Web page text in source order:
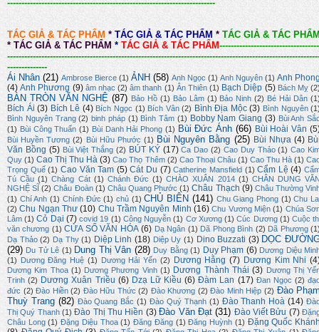
-------------------------------------------------------------------------
TÁC GIẢ & TÁC PHẨM * TÁC GIẢ & TÁC PHẨM * TÁC GIẢ & TÁC
* TÁC GIẢ & TÁC PHẨM * TÁC GIẢ & TÁC PHẨM-----------------------------------
--------------
Ái Nhân (21) Ambrose Bierce (1) ẢNH (58) Anh Ngọc (1) Anh Nguyên (1) Anh
(4) Anh Phương (9) âm nhạc (2) âm thanh (1) Ân Thiên (1) Bạch Diệp (5) Bách Mỵ
BÀN TRÒN VĂN NGHỆ (87) Bảo Hồ (1) Bảo Lâm (1) Bảo Ninh (2) Bé Hải Dân
Bích Ái (3) Bích Lê (4) Bích Ngọc (1) Bích Vân (2) Bình Địa Mộc (3) Bình Nguyên
Bình Nguyên Trang (2) binh pháp (1) Bình Tâm (1) Bobby Nam Giang (3) Bùi Anh
(1) Bùi Công Thuấn (1) Bùi Danh Hải Phong (1) Bùi Đức Ánh (66) Bùi Hoài Vân
Bùi Huyền Tương (2) Bùi Hữu Phước (1) Bùi Nguyên Bằng (25) Bùi Nhựa (4)
Văn Bồng (5) Bùi Việt Thắng (2) BÚT KÝ (17) Ca Dao (2) Cao Duy Thảo (1) Cao
Quy (1) Cao Thị Thu Hà (3) Cao Thọ Thêm (2) Cao Thoại Châu (1) Cao Thu Hà (1)
Trọng Quế (1) Cao Văn Tam (5) Cát Du (7) Catherine Mansfield (1) Cẩm Lệ (4)
Tú Cầu (1) Chàng Cát (1) Chánh Đức (1) CHÀO XUÂN 2014 (1) CHÂN DUNG
NGHỆ SĨ (2) Châu Đoàn (1) Châu Quang Phước (1) Châu Thạch (9) Châu Thường
(1) Chí Anh (1) Chính Đức (1) chủ (1) CHỦ BIÊN (141) Chu Giang Phong (1) Chu
(2) Chu Ngạn Thư (10) Chu Trầm Nguyên Minh (16) Chu Vương Miện (1) Chúa
Lâm (1) Cỏ Dại (7) covid 19 (1) Công Nguyễn (1) Cơ Xương (1) Cúc Dương (1) Cuộc
văn chương (1) CỬA SỔ VĂN HÓA (6) Dạ Ngân (1) Dã Phong Bình (2) Dã Phương
Dạ Thảo (2) Dạ Thy (1) Diệp Linh (18) Diệp Uy (1) Dino Buzzati (3) DỌC
(29) Du Tử Lê (1) Dung Thị Vân (28) Duy Bằng (1) Duy Phạm (6) Dương Diệu
(1)
Dương Đăng Huệ (1) Dương Hải Yến (2) Dương Hằng (7) Dương Kim Nhi
Dương Kim Thoa (1) Dương Phương Vinh (1) Dương Thành Thái (3) Dương Thị
Trinh (2) Dương Xuân Triều (6) Dzạ Lữ Kiều (6) Đàm Lan (17) Đan Ngọc (2)
đức (2) Đào Hiền (2) Đào Hữu Thức (2) Đào Khương (2) Đào Minh Hiệp (2) Đào
Thuỳ Trang (82) Đào Quang Bắc (1) Đào Quý Thạnh (1) Đào Thanh Hoà (14)
Thị Quý Thanh (1) Đào Thị Thu Hiền (3) Đào Văn Đạt (31) Đào Viết Bửu (7)
Châu Long (1) Đặng Diệu Thoa (1) Đăng Đăng (1) Đăng Huỳnh (1) Đặng Quốc